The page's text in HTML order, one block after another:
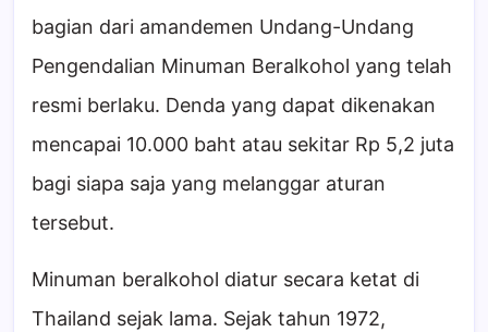
bagian dari amandemen Undang-Undang
Pengendalian Minuman Beralkohol yang telah
resmi berlaku. Denda yang dapat dikenakan
mencapai 10.000 baht atau sekitar Rp 5,2 juta
bagi siapa saja yang melanggar aturan
tersebut.
Minuman beralkohol diatur secara ketat di
Thailand sejak lama. Sejak tahun 1972,